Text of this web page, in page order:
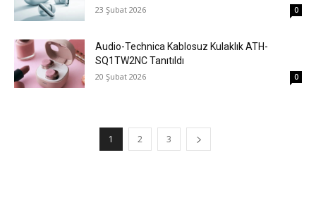
23 Şubat 2026 0
Audio-Technica Kablosuz Kulaklık ATH-
SQ1TW2NC Tanıtıldı
20 Şubat 2026 0
1 2 3